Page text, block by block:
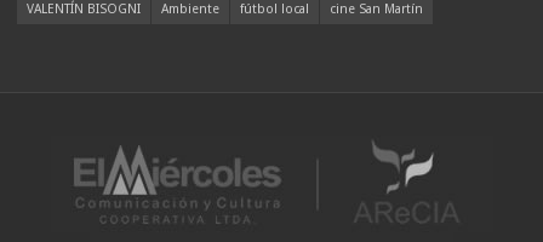
VALENTÍN BISOGNI
Ambiente fútbol local cine San Martín